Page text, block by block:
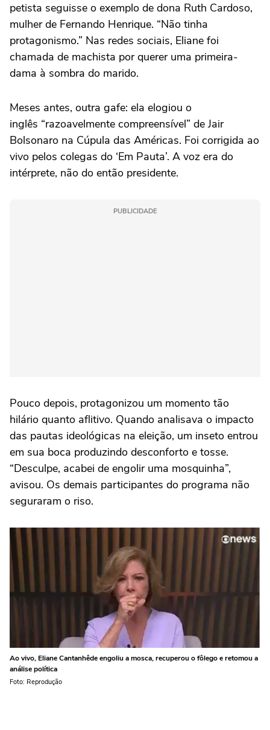
petista seguisse o exemplo de dona Ruth Cardoso,
mulher de Fernando Henrique. “Não tinha
protagonismo.” Nas redes sociais, Eliane foi
chamada de machista por querer uma primeira-
dama à sombra do marido.
Meses antes, outra gafe: ela elogiou o
inglês “razoavelmente compreensível” de Jair
Bolsonaro na Cúpula das Américas. Foi corrigida ao
vivo pelos colegas do ‘Em Pauta’. A voz era do
intérprete, não do então presidente.
PUBLICIDADE
Pouco depois, protagonizou um momento tão
hilário quanto aflitivo. Quando analisava o impacto
das pautas ideológicas na eleição, um inseto entrou
em sua boca produzindo desconforto e tosse.
“Desculpe, acabei de engolir uma mosquinha”,
avisou. Os demais participantes do programa não
seguraram o riso.
Ao vivo, Eliane Cantanhêde engoliu a mosca, recuperou o fôlego e retomou a
análise política
Foto: Reprodução